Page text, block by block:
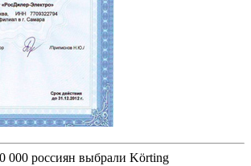
000 россиян выбрали Körting